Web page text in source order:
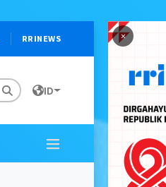
×
RRINEWS
ID